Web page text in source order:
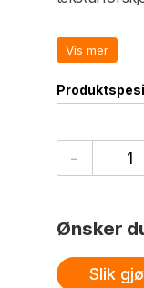
Vis mer
-
Corallo
Ønsker
Slik